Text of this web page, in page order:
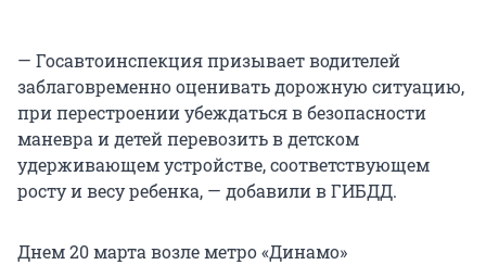
— Госавтоинспекция призывает водителей
заблаговременно оценивать дорожную ситуацию,
при перестроении убеждаться в безопасности
маневра и детей перевозить в детском
удерживающем устройстве, соответствующем
росту и весу ребенка, — добавили в ГИБДД.
Днем 20 марта возле метро «Динамо»